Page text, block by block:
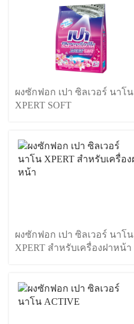
ผงซักฟอก เปา ซิลเวอร์ นาโน
XPERT SOFT
ผงซักฟอก เปา ซิลเวอร์ นาโน
XPERT สำหรับเครื่องฝาหน้า